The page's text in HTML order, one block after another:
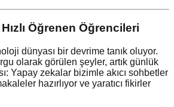
Öğrenen Öğrencileri
dünyası bir devrime tanık oluyor.
olarak görülen şeyler, artık günlük
Yapay zekalar bizimle akıcı sohbetler
hazırlıyor ve yaratıcı fikirler